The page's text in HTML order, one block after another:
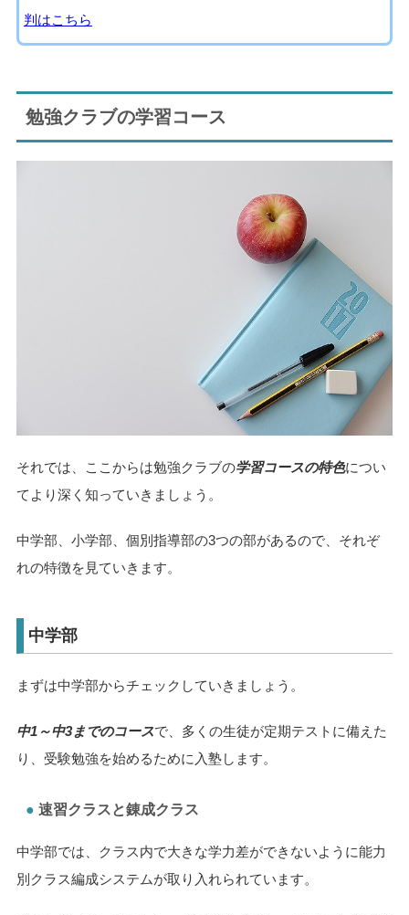
判はこちら
勉強クラブの学習コース
それでは、ここからは勉強クラブの学習コースの特色につい
てより深く知っていきましょう。
中学部、小学部、個別指導部の3つの部があるので、それぞ
れの特徴を見ていきます。
中学部
まずは中学部からチェックしていきましょう。
中1～中3までのコースで、多くの生徒が定期テストに備えた
り、受験勉強を始めるために入塾します。
速習クラスと錬成クラス
中学部では、クラス内で大きな学力差ができないように能力
別クラス編成システムが取り入れられています。